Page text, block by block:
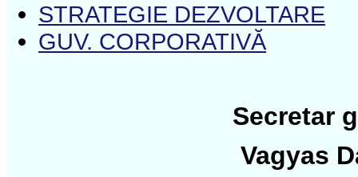
STRATEGIE DEZVOLTARE
GUV. CORPORATIVĂ
Secretar
Vagyas